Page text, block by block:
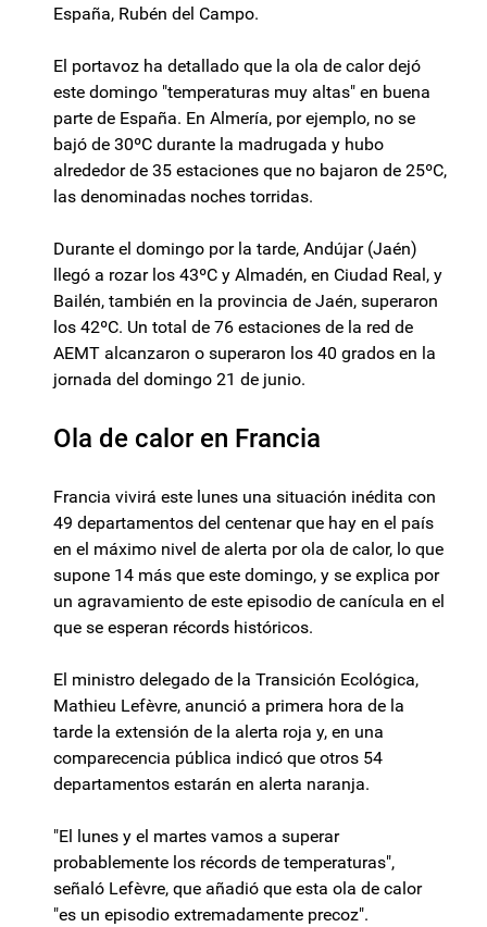
España, Rubén del Campo.
El portavoz ha detallado que la ola de calor dejó
este domingo "temperaturas muy altas" en buena
parte de España. En Almería, por ejemplo, no se
bajó de 30ºC durante la madrugada y hubo
alrededor de 35 estaciones que no bajaron de 25ºC,
las denominadas noches torridas.
Durante el domingo por la tarde, Andújar (Jaén)
llegó a rozar los 43ºC y Almadén, en Ciudad Real, y
Bailén, también en la provincia de Jaén, superaron
los 42ºC. Un total de 76 estaciones de la red de
AEMT alcanzaron o superaron los 40 grados en la
jornada del domingo 21 de junio.
Ola de calor en Francia
Francia vivirá este lunes una situación inédita con
49 departamentos del centenar que hay en el país
en el máximo nivel de alerta por ola de calor, lo que
supone 14 más que este domingo, y se explica por
un agravamiento de este episodio de canícula en el
que se esperan récords históricos.
El ministro delegado de la Transición Ecológica,
Mathieu Lefèvre, anunció a primera hora de la
tarde la extensión de la alerta roja y, en una
comparecencia pública indicó que otros 54
departamentos estarán en alerta naranja.
"El lunes y el martes vamos a superar
probablemente los récords de temperaturas",
señaló Lefèvre, que añadió que esta ola de calor
"es un episodio extremadamente precoz".